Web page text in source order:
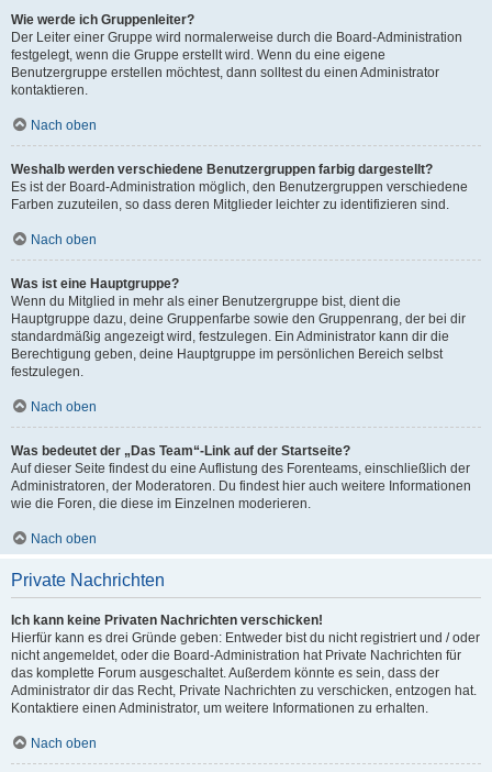
Wie werde ich Gruppenleiter?
Der Leiter einer Gruppe wird normalerweise durch die Board-Administration
festgelegt, wenn die Gruppe erstellt wird. Wenn du eine eigene
Benutzergruppe erstellen möchtest, dann solltest du einen Administrator
kontaktieren.
Nach oben
Weshalb werden verschiedene Benutzergruppen farbig dargestellt?
Es ist der Board-Administration möglich, den Benutzergruppen verschiedene
Farben zuzuteilen, so dass deren Mitglieder leichter zu identifizieren sind.
Nach oben
Was ist eine Hauptgruppe?
Wenn du Mitglied in mehr als einer Benutzergruppe bist, dient die
Hauptgruppe dazu, deine Gruppenfarbe sowie den Gruppenrang, der bei dir
standardmäßig angezeigt wird, festzulegen. Ein Administrator kann dir die
Berechtigung geben, deine Hauptgruppe im persönlichen Bereich selbst
festzulegen.
Nach oben
Was bedeutet der „Das Team“-Link auf der Startseite?
Auf dieser Seite findest du eine Auflistung des Forenteams, einschließlich der
Administratoren, der Moderatoren. Du findest hier auch weitere Informationen
wie die Foren, die diese im Einzelnen moderieren.
Nach oben
Private Nachrichten
Ich kann keine Privaten Nachrichten verschicken!
Hierfür kann es drei Gründe geben: Entweder bist du nicht registriert und / oder
nicht angemeldet, oder die Board-Administration hat Private Nachrichten für
das komplette Forum ausgeschaltet. Außerdem könnte es sein, dass der
Administrator dir das Recht, Private Nachrichten zu verschicken, entzogen hat.
Kontaktiere einen Administrator, um weitere Informationen zu erhalten.
Nach oben